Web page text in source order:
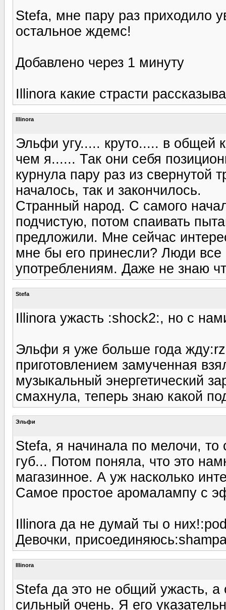
Stefa, мне пару раз приходило
остальное ждемс!
Добавлено через 1 минуту
Illinora какие страсти
Illinora
Эльфи угу..... круто..... в общей
чем я...... Так они себя
курнула пару раз из свернутой
началось, так и закончилось.
Странный народ. С самого
подчистую, потом спаивать
предложили. Мне сейчас
мне бы его принесли? Люди
употреблениям. Даже не знаю
Stefa
Illinora ужасть :shock2:, но с
Эльфи я уже больше года
приготовлением замученная
музыкальный энергетический
смахнула, теперь знаю какой
Эльфи
Stefa, я начинала по мелочи, то
губ... Потом поняла, что это
магазинное. А уж насколько
Самое простое аромалампу с
Illinora да не думай ты о
Девочки,
Illinora
Stefa да это не общий ужасть,
сильный очень. Я его